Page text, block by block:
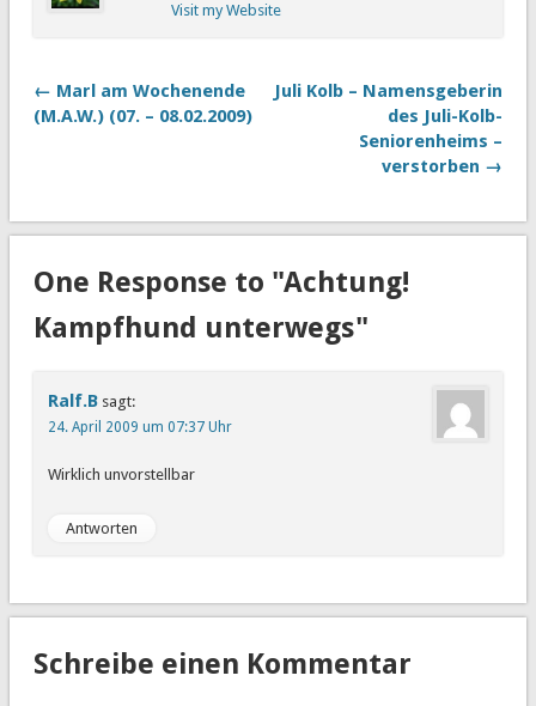
Visit my Website
← Marl am Wochenende
(M.A.W.) (07. – 08.02.2009)
Juli Kolb – Namensgeberin
des Juli-Kolb-
Seniorenheims –
verstorben →
One Response to "Achtung!
Kampfhund unterwegs"
Ralf.B sagt:
24. April 2009 um 07:37 Uhr
Wirklich unvorstellbar
Antworten
Schreibe einen Kommentar